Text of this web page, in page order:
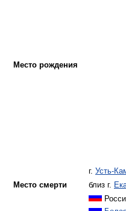
Место рождения
г. Усть-
Место смерти
близ г.